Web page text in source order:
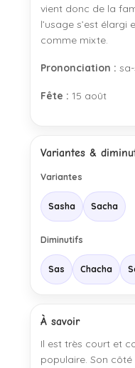
vient donc de la
l’usage s’est
comme mixte.
Prononciation :
Fête : 15 août
Variantes &
Variantes
Sasha Sacha
Diminutifs
Sas Chacha
À savoir
Il est très court et
populaire. Son